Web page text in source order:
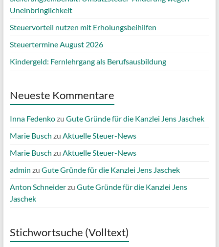
Uneinbringlichkeit
Steuervorteil nutzen mit Erholungsbeihilfen
Steuertermine August 2026
Kindergeld: Fernlehrgang als Berufsausbildung
Neueste Kommentare
Inna Fedenkozu Gute Gründe für die Kanzlei Jens Jaschek
Marie Busch zu Aktuelle Steuer-News
Marie Busch zu Aktuelle Steuer-News
admin zu Gute Gründe für die Kanzlei Jens Jaschek
Anton Schneiderzu Gute Gründe für die Kanzlei Jens
Jaschek
Stichwortsuche (Volltext)